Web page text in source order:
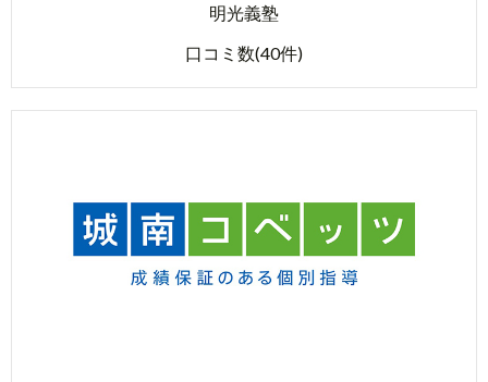
明光義塾
口コミ数(40件)